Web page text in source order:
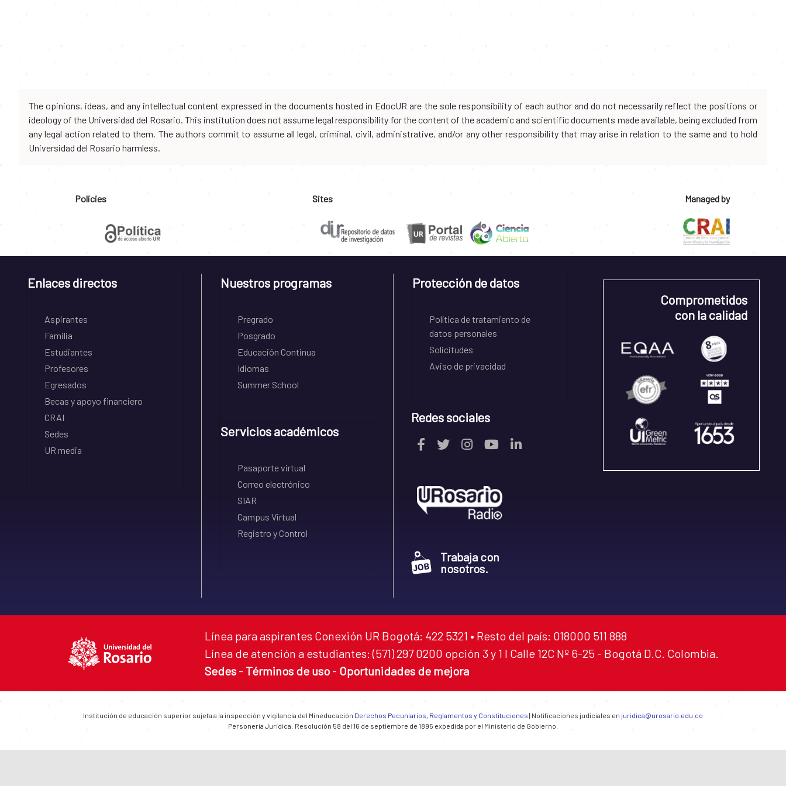
The opinions, ideas, and any intellectual content expressed in the documents hosted in EdocUR are the sole responsibility of each author and do not necessarily reflect the positions or
ideology of the Universidad del Rosario. This institution does not assume legal responsibility for the content of the academic and scientific documents made available, being excluded from
any legal action related to them. The authors commit to assume all legal, criminal, civil, administrative, and/or any other responsibility that may arise in relation to the same and to hold
Universidad del Rosario harmless.
Policies Sites Managed by
Enlaces directos
Aspirantes
Familia
Estudiantes
Profesores
Egresados
Becas y apoyo financiero
CRAI
Sedes
UR media
Nuestros programas
Pregrado
Posgrado
Educación Continua
Idiomas
Summer School
Servicios académicos
Pasaporte virtual
Correo electrónico
SIAR
Campus Virtual
Registro y Control
Protección de datos
Política de tratamiento de
datos personales
Solicitudes
Aviso de privacidad
Redes sociales
Trabaja con
nosotros.
Comprometidos
con la calidad
Línea para aspirantes Conexión UR Bogotá: 422 5321 • Resto del país: 018000 511 888
Línea de atención a estudiantes: (571) 297 0200 opción 3 y 1 I Calle 12C Nº 6-25 - Bogotá D.C. Colombia.
Sedes - Términos de uso - Oportunidades de mejora
Institución de educación superior sujeta a la inspección y vigilancia del Mineducación Derechos Pecuniarios, Reglamentos y Constituciones | Notificaciones judiciales en juridica@urosario.edu.co
Personería Jurídica: Resolución 58 del 16 de septiembre de 1895 expedida por el Ministerio de Gobierno.